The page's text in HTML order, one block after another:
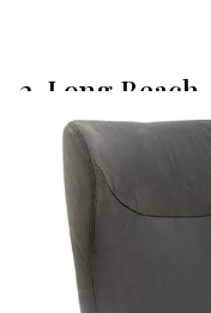
2. Long Beach